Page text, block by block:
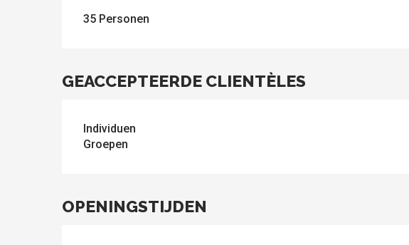
35 Personen
GEACCEPTEERDE CLIENTÈLES
Individuen
Groepen
OPENINGSTIJDEN